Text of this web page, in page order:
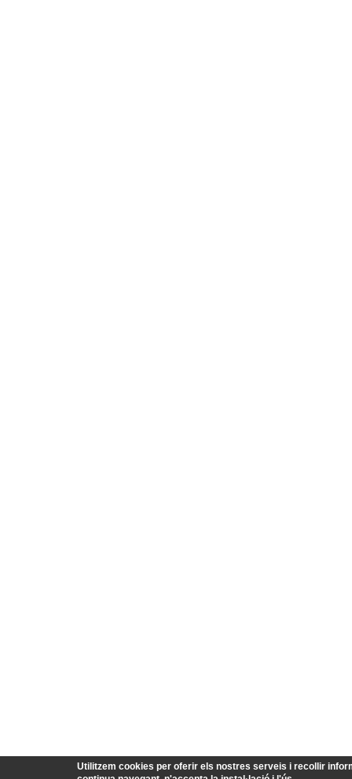
Utilitzem cookies per oferir els nostres serveis i recollir